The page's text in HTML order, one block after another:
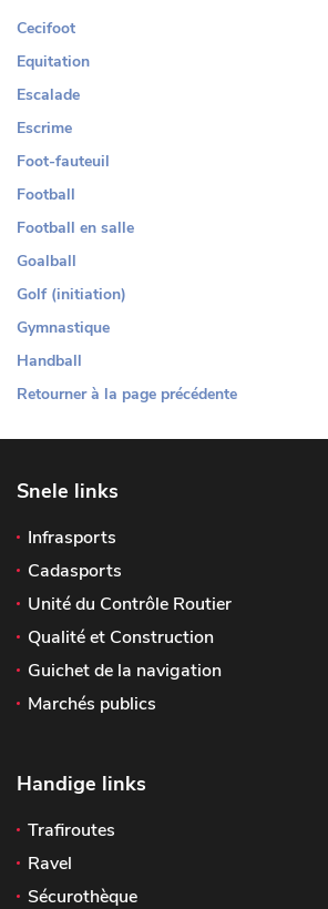
Cecifoot
Equitation
Escalade
Escrime
Foot-fauteuil
Football
Football en salle
Goalball
Golf (initiation)
Gymnastique
Handball
Retourner à la page précédente
Snele links
Infrasports
Cadasports
Unité du Contrôle Routier
Qualité et Construction
Guichet de la navigation
Marchés publics
Handige links
Trafiroutes
Ravel
Sécurothèque